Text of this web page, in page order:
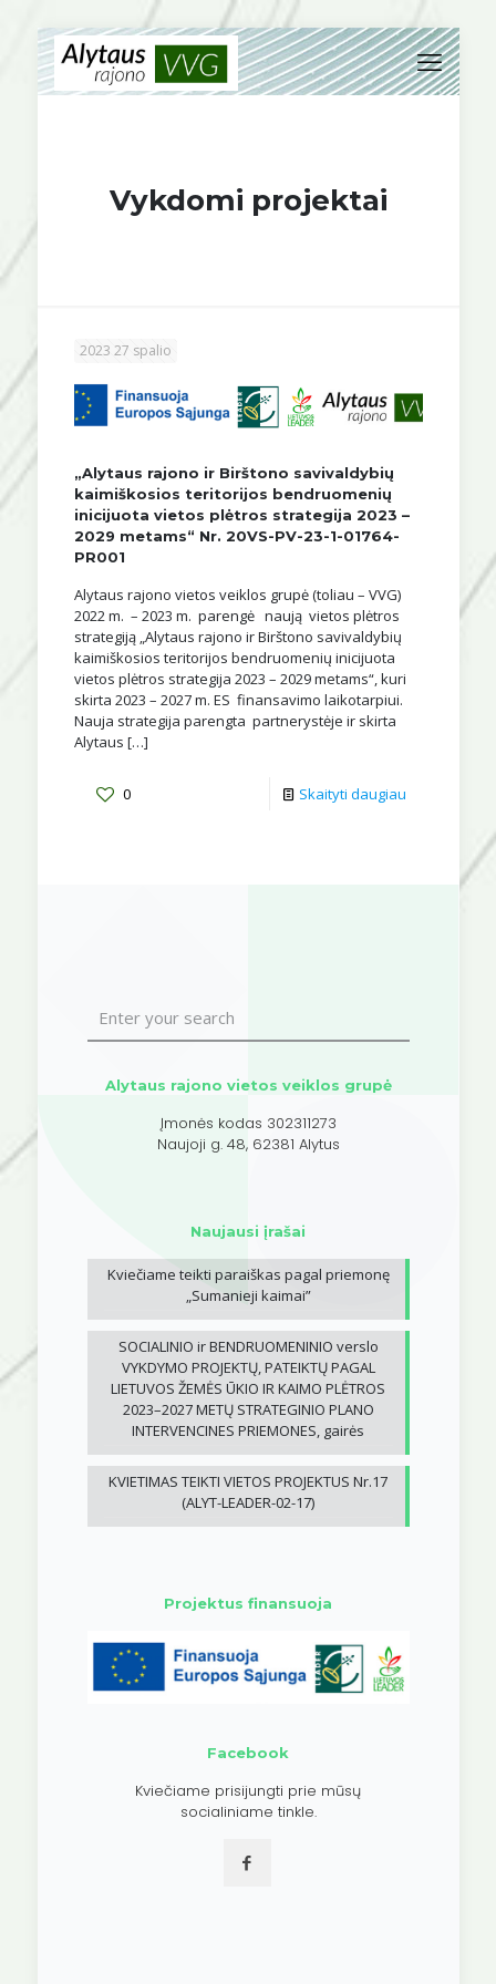
Vykdomi projektai
2023 27 spalio
„Alytaus rajono ir Birštono savivaldybių
kaimiškosios teritorijos bendruomenių
inicijuota vietos plėtros strategija 2023 –
2029 metams“ Nr. 20VS-PV-23-1-01764-
PR001
Alytaus rajono vietos veiklos grupė (toliau – VVG)
2022 m. – 2023 m. parengė naują vietos plėtros
strategiją „Alytaus rajono ir Birštono savivaldybių
kaimiškosios teritorijos bendruomenių inicijuota
vietos plėtros strategija 2023 – 2029 metams“, kuri
skirta 2023 – 2027 m. ES finansavimo laikotarpiui.
Nauja strategija parengta partnerystėje ir skirta
Alytaus […]
0 Skaityti daugiau
Alytaus rajono vietos veiklos grupė
Įmonės kodas 302311273
Naujoji g. 48, 62381 Alytus
Naujausi įrašai
Kviečiame teikti paraiškas pagal priemonę
„Sumanieji kaimai”
SOCIALINIO ir BENDRUOMENINIO verslo
VYKDYMO PROJEKTŲ, PATEIKTŲ PAGAL
LIETUVOS ŽEMĖS ŪKIO IR KAIMO PLĖTROS
2023–2027 METŲ STRATEGINIO PLANO
INTERVENCINES PRIEMONES, gairės
KVIETIMAS TEIKTI VIETOS PROJEKTUS Nr.17
(ALYT-LEADER-02-17)
Projektus finansuoja
Facebook
Kviečiame prisijungti prie mūsų
socialiniame tinkle.